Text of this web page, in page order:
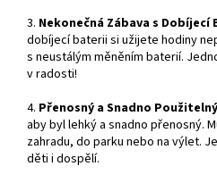
3. Nekonečná Zábava s Dobíjecí
dobíjecí baterii si užijete hodiny
s neustálým měněním baterií.
v radosti!
4. Přenosný a Snadno
aby byl lehký a snadno přenosný.
zahradu, do parku nebo na výlet.
děti i dospělí.